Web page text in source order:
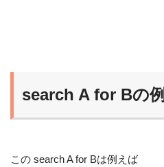
search A for Bの例
この search A for Bは例えば